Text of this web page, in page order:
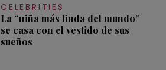
CELEBRITIES
La “niña más linda del mundo”
se casa con el vestido de sus
sueños